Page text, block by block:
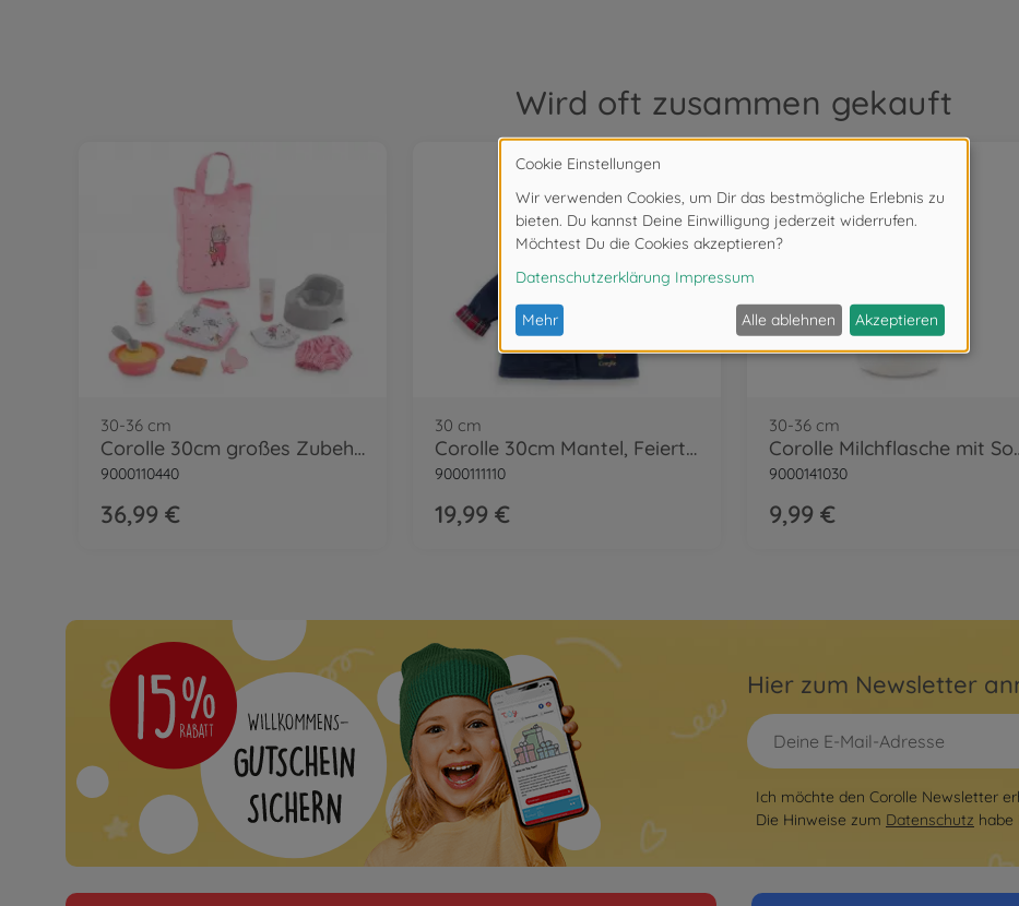
Wird oft zusammen gekauft
30-36 cm
Corolle 30cm großes Zubehörset
9000110440
36,99 €
30 cm
Corolle 30cm Mantel, Feiertage
9000111110
19,99 €
30-36 cm
Corolle
9000141030
9,99 €
Hier zum Newsletter
Ich möchte den Corolle Newsletter
Die Hinweise zum Datenschutz habe